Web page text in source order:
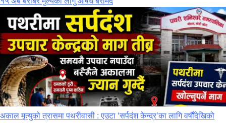
अकाल मृत्युको त्रासमा पथरीवासी : एउटा ‘सर्पदंश केन्द्र’का लागि वर्षौंदेखिको